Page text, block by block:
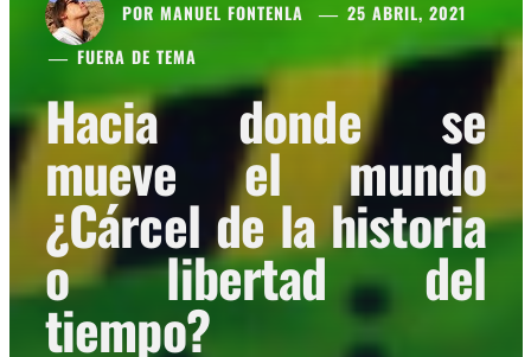
POR MANUEL FONTENLA
25 ABRIL, 2021
FUERA DE TEMA
Hacia donde se
mueve el mundo
¿Cárcel de la historia
o libertad del
tiempo?